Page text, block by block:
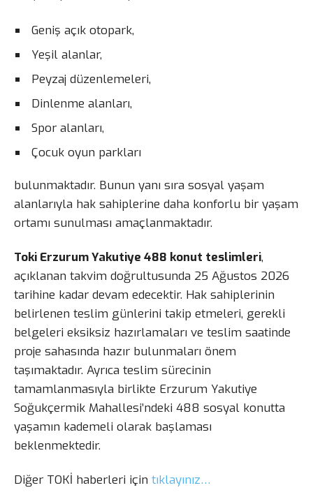
Geniş açık otopark,
Yeşil alanlar,
Peyzaj düzenlemeleri,
Dinlenme alanları,
Spor alanları,
Çocuk oyun parkları
bulunmaktadır. Bunun yanı sıra sosyal yaşam
alanlarıyla hak sahiplerine daha konforlu bir yaşam
ortamı sunulması amaçlanmaktadır.
Toki Erzurum Yakutiye 488 konut teslimleri,
açıklanan takvim doğrultusunda 25 Ağustos 2026
tarihine kadar devam edecektir. Hak sahiplerinin
belirlenen teslim günlerini takip etmeleri, gerekli
belgeleri eksiksiz hazırlamaları ve teslim saatinde
proje sahasında hazır bulunmaları önem
taşımaktadır. Ayrıca teslim sürecinin
tamamlanmasıyla birlikte Erzurum Yakutiye
Soğukçermik Mahallesi’ndeki 488 sosyal konutta
yaşamın kademeli olarak başlaması
beklenmektedir.
Diğer TOKİ haberleri için tıklayınız…